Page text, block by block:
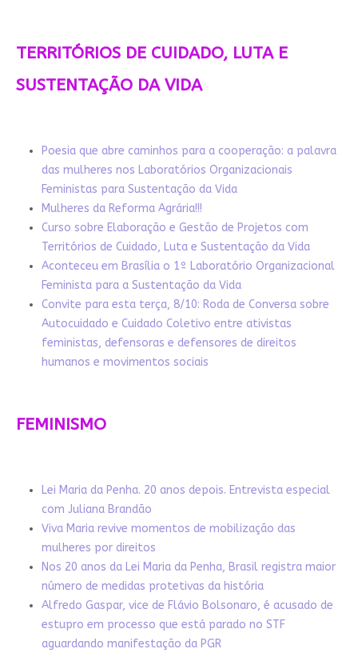
TERRITÓRIOS DE CUIDADO, LUTA E
SUSTENTAÇÃO DA VIDA
Poesia que abre caminhos para a cooperação: a palavra
das mulheres nos Laboratórios Organizacionais
Feministas para Sustentação da Vida
Mulheres da Reforma Agrária!!!
Curso sobre Elaboração e Gestão de Projetos com
Territórios de Cuidado, Luta e Sustentação da Vida
Aconteceu em Brasília o 1º Laboratório Organizacional
Feminista para a Sustentação da Vida
Convite para esta terça, 8/10: Roda de Conversa sobre
Autocuidado e Cuidado Coletivo entre ativistas
feministas, defensoras e defensores de direitos
humanos e movimentos sociais
FEMINISMO
Lei Maria da Penha. 20 anos depois. Entrevista especial
com Juliana Brandão
Viva Maria revive momentos de mobilização das
mulheres por direitos
Nos 20 anos da Lei Maria da Penha, Brasil registra maior
número de medidas protetivas da história
Alfredo Gaspar, vice de Flávio Bolsonaro, é acusado de
estupro em processo que está parado no STF
aguardando manifestação da PGR